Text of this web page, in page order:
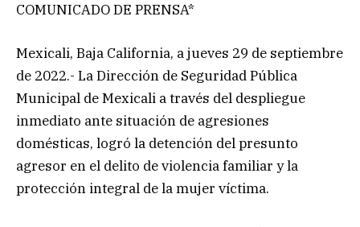
COMUNICADO DE PRENSA*
Mexicali, Baja California, a jueves 29 de septiembre
de 2022.- La Dirección de Seguridad Pública
Municipal de Mexicali a través del despliegue
inmediato ante situación de agresiones
domésticas, logró la detención del presunto
agresor en el delito de violencia familiar y la
protección integral de la mujer víctima.